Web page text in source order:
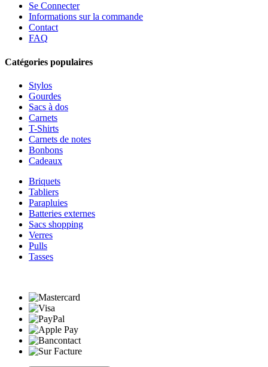
Se Connecter
Informations sur la commande
Contact
FAQ
Catégories populaires
Stylos
Gourdes
Sacs à dos
Carnets
T-Shirts
Carnets de notes
Bonbons
Cadeaux
Briquets
Tabliers
Parapluies
Batteries externes
Sacs shopping
Verres
Pulls
Tasses